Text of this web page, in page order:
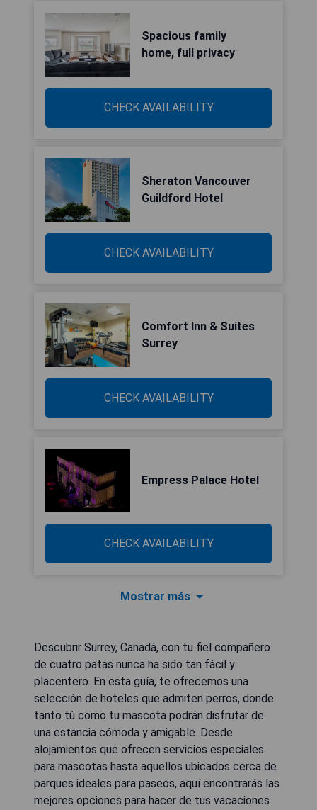
Spacious family
home, full privacy
CHECK AVAILABILITY
Sheraton Vancouver
Guildford Hotel
CHECK AVAILABILITY
Comfort Inn & Suites
Surrey
CHECK AVAILABILITY
Empress Palace Hotel
CHECK AVAILABILITY
Mostrar más
Descubrir Surrey, Canadá, con tu fiel compañero
de cuatro patas nunca ha sido tan fácil y
placentero. En esta guía, te ofrecemos una
selección de hoteles que admiten perros, donde
tanto tú como tu mascota podrán disfrutar de
una estancia cómoda y amigable. Desde
alojamientos que ofrecen servicios especiales
para mascotas hasta aquellos ubicados cerca de
parques ideales para paseos, aquí encontrarás las
mejores opciones para hacer de tus vacaciones